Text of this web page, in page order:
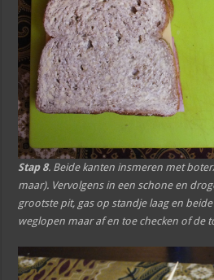
Stap 8. Beide kanten insmeren met
maar). Vervolgens in een schone en
grootste pit, gas op standje laag en
weglopen maar af en toe checken of de